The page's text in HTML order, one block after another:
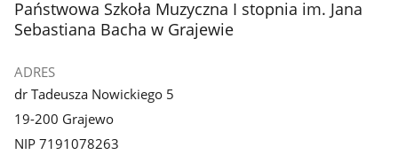
stopka
Państwowa Szkoła Muzyczna I stopnia im. Jana
Sebastiana Bacha w Grajewie
ADRES
dr Tadeusza Nowickiego 5
19-200 Grajewo
NIP 7191078263